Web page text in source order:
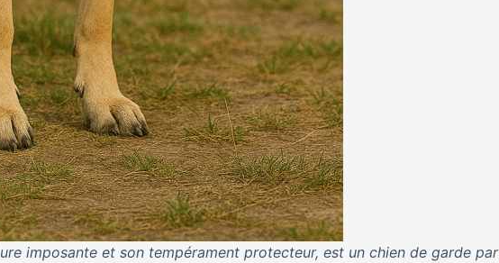
imposante et son tempérament protecteur, est un chien de garde par